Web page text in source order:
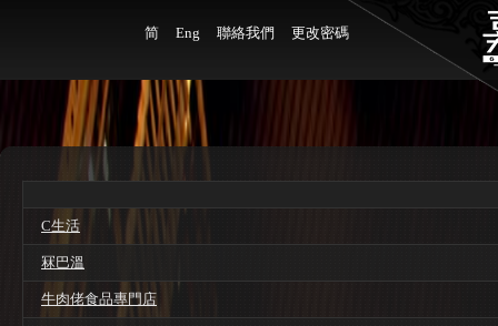
简 Eng 聯絡我們 更改密碼
C生活
冧巴溫
牛肉佬食品專門店